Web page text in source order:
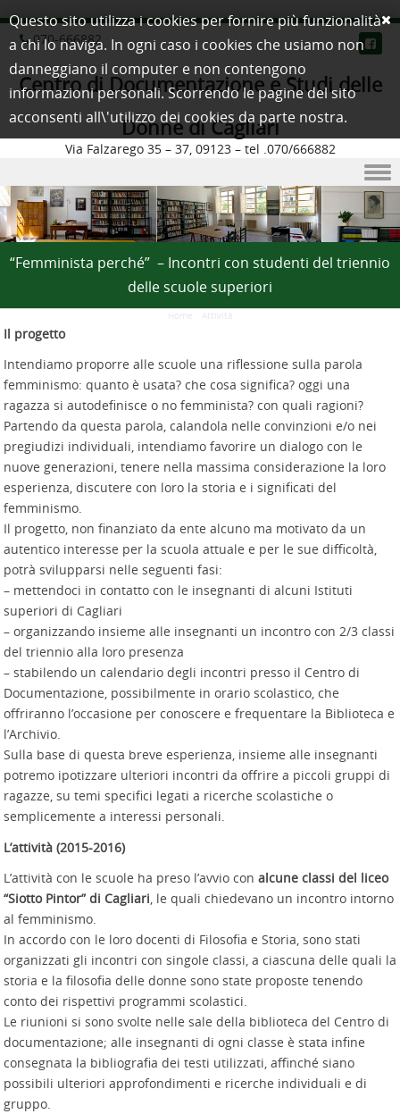
070-666882
Centro di Documentazione e Studi delle
Donne di Cagliari
Via Falzarego 35 – 37, 09123 – tel .070/666882
Skip to content
“Femminista perché” – Incontri con studenti del triennio
delle scuole superiori
Home Attività
Il progetto
Intendiamo proporre alle scuole una riflessione sulla parola
femminismo: quanto è usata? che cosa significa? oggi una
ragazza si autodefinisce o no femminista? con quali ragioni?
Partendo da questa parola, calandola nelle convinzioni e/o nei
pregiudizi individuali, intendiamo favorire un dialogo con le
nuove generazioni, tenere nella massima considerazione la loro
esperienza, discutere con loro la storia e i significati del
femminismo.
Il progetto, non finanziato da ente alcuno ma motivato da un
autentico interesse per la scuola attuale e per le sue difficoltà,
potrà svilupparsi nelle seguenti fasi:
– mettendoci in contatto con le insegnanti di alcuni Istituti
superiori di Cagliari
– organizzando insieme alle insegnanti un incontro con 2/3 classi
del triennio alla loro presenza
– stabilendo un calendario degli incontri presso il Centro di
Documentazione, possibilmente in orario scolastico, che
offriranno l’occasione per conoscere e frequentare la Biblioteca e
l’Archivio.
Sulla base di questa breve esperienza, insieme alle insegnanti
potremo ipotizzare ulteriori incontri da offrire a piccoli gruppi di
ragazze, su temi specifici legati a ricerche scolastiche o
semplicemente a interessi personali.
L’attività (2015-2016)
L’attività con le scuole ha preso l’avvio con alcune classi del liceo
“Siotto Pintor” di Cagliari , le quali chiedevano un incontro intorno
al femminismo.
In accordo con le loro docenti di Filosofia e Storia, sono stati
organizzati gli incontri con singole classi, a ciascuna delle quali la
storia e la filosofia delle donne sono state proposte tenendo
conto dei rispettivi programmi scolastici.
Le riunioni si sono svolte nelle sale della biblioteca del Centro di
documentazione; alle insegnanti di ogni classe è stata infine
consegnata la bibliografia dei testi utilizzati, affinché siano
possibili ulteriori approfondimenti e ricerche individuali e di
gruppo.
Questo sito utilizza i cookies per fornire più funzionalità
a chi lo naviga. In ogni caso i cookies che usiamo non
danneggiano il computer e non contengono
informazioni personali. Scorrendo le pagine del sito
acconsenti all\'utilizzo dei cookies da parte nostra.